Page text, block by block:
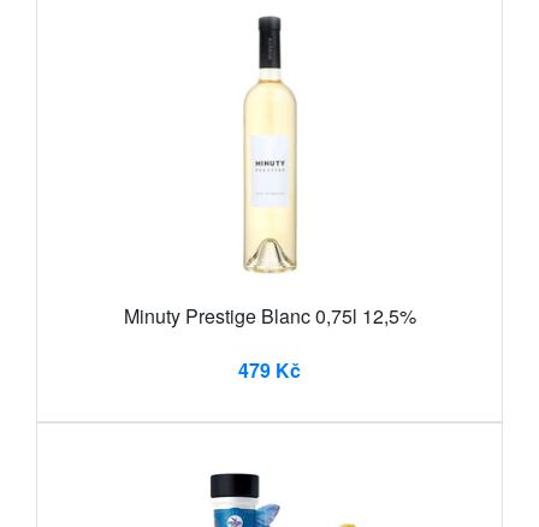
Minuty Prestige Blanc 0,75l 12,5%
479 Kč